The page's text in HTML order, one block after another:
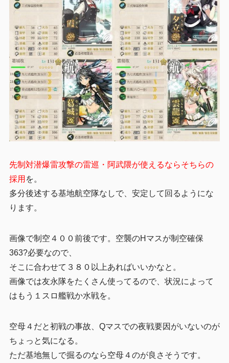
先制対潜爆雷攻撃の雷巡・阿武隈が使えるならそちらの
採用 を。
多分後述する基地航空隊なしで、安定して回るようにな
ります。
画像で制空４００前後です。空襲のHマスが制空確保
363?必要なので、
そこに合わせて３８０以上あればいいかなと。
画像では友永隊をたくさん使ってるので、状況によって
はもう１スロ艦戦か水戦を。
空母４だと初戦の事故、Qマスでの夜戦要因がいないのが
ちょっと気になる。
ただ基地無しで掘るのなら空母４のが良さそうです。